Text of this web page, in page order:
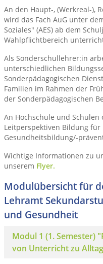
An den Haupt-, (Werkreal-),
wird das Fach AuG unter
Soziales" (AES) ab dem
Wahlpflichtbereich
Als Sonderschullehrer:in
unterschiedlichen
Sonderpädagogischen
Familien im Rahmen der
der Sonderpädagogischen
An Hochschule und
Leitperspektiven Bildung
Gesundheitsbildung/-
Wichtige Informationen zu
unserem Flyer.
Modulübersicht für
Lehramt
und Gesundheit
Modul 1 (1. Semester)
von Unterricht zu